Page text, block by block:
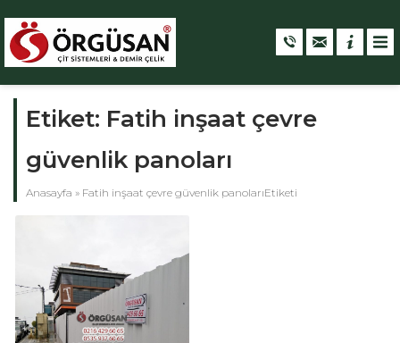
Etiket: Fatih inşaat çevre
güvenlik panoları
Anasayfa » Fatih inşaat çevre güvenlik panolarıEtiketi